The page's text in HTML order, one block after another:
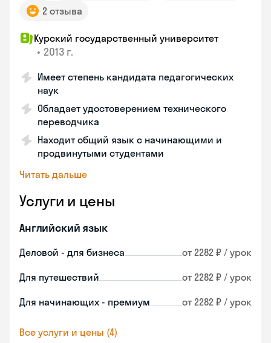
2 отзыва
Курский государственный университет
• 2013 г.
Имеет степень кандидата педагогических
наук
Обладает удостоверением технического
переводчика
Находит общий язык с начинающими и
продвинутыми студентами
Читать дальше
Услуги и цены
Английский язык
Деловой - для бизнеса от 2282 ₽ / урок
Для путешествий от 2282 ₽ / урок
Для начинающих - премиум от 2282 ₽ / урок
Все услуги и цены (4)